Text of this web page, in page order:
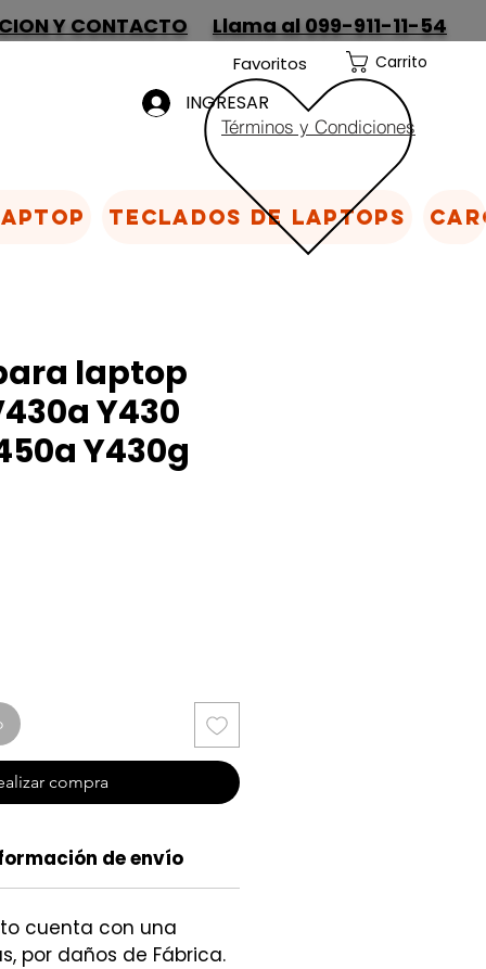
Y CONTACTO Llama al 099-911-11-54
Favoritos Carrito
Términos y Condiciones
INGRESAR
laptop
Y430
Y430g
compra
de envío
cuenta con una
por daños de Fábrica.
Teclados de laptops